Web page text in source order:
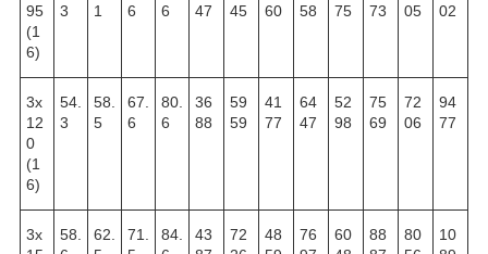
95
(1
6)
3
1
6
6
47
45
60
58
75
73
05
02
3х
12
0
(1
6)
54.
3
58.
5
67.
6
80.
6
36
88
59
59
41
77
64
47
52
98
75
69
72
06
94
77
3х
58.
62.
71.
84.
43
72
48
76
60
88
80
10